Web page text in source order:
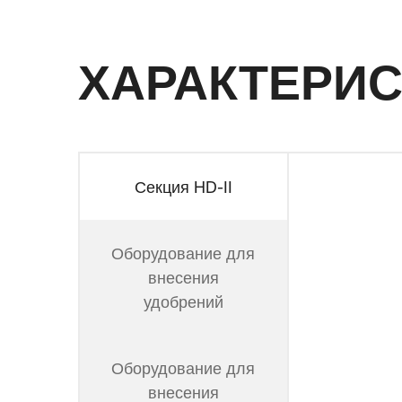
Секция HD-II
Оборудование для
внесения
удобрений
Оборудование для
внесения